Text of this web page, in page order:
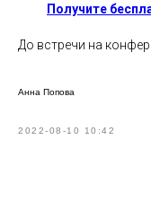
Получите
До встречи на
Анна Попова
2022-08-10 10:42